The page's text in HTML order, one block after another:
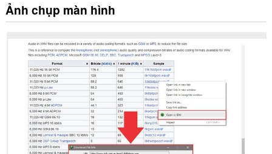
This
extension
messages
programs
extension
Ảnh chụp màn hình